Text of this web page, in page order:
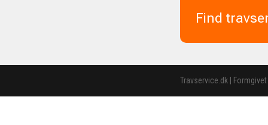
Find
Travservice.dk |